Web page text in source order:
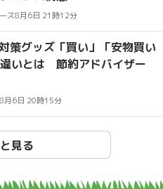
ス8月6日 21時12分
策グッズ「買い」「安物買い
いとは 節約アドバイザー
8月6日 20時15分
見る